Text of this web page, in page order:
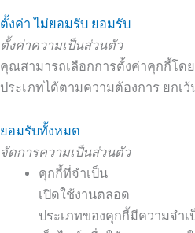
ตั้งค่า ไม่ยอมรับ ยอมรับ
ตั้งค่าความเป็นส่วนตัว
คุณสามารถเลือกการตั้งค่าคุกกี้โด
ประเภทได้ตามความต้องการ ยกเ
ยอมรับทั้งหมด
จัดการความเป็นส่วนตัว
คุกกี้ที่จำเป็น
เปิดใช้งานตลอด
ประเภทของคุกกี้มีความจำ